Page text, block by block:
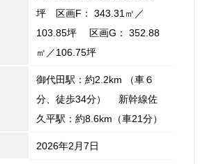
坪 区画F： 343.31㎡／
103.85坪 区画G： 352.88
㎡／106.75坪
御代田駅：約2.2km （車６
分、徒歩34分） 新幹線佐
久平駅：約8.6km（車21分）
2026年2月7日